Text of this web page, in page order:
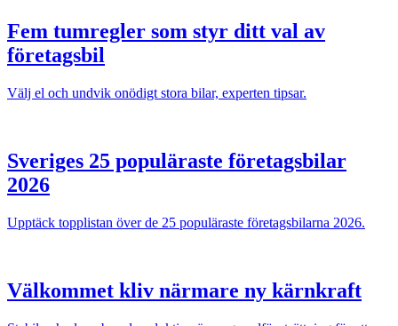
Fem tumregler som styr ditt val av
företagsbil
Välj el och undvik onödigt stora bilar, experten tipsar.
Sveriges 25 populäraste företagsbilar
2026
Upptäck topplistan över de 25 populäraste företagsbilarna 2026.
Välkommet kliv närmare ny kärnkraft